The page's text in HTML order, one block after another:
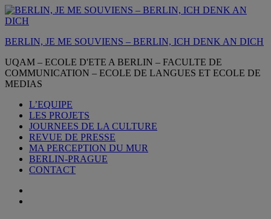
Aller
au
BERLIN, JE ME SOUVIENS – BERLIN, ICH DENK AN DICH
UQAM – ECOLE D'ETE A BERLIN – FACULTE DE
COMMUNICATION – ECOLE DE LANGUES ET ECOLE DE
MEDIAS
L’EQUIPE
LES PROJETS
JOURNEES DE LA CULTURE
REVUE DE PRESSE
MA PERCEPTION DU MUR
BERLIN-PRAGUE
CONTACT